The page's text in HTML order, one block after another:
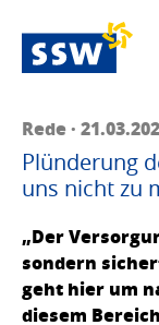
Rede ·
Plünderung
uns nicht zu
„Der
sondern
geht hier um
diesem